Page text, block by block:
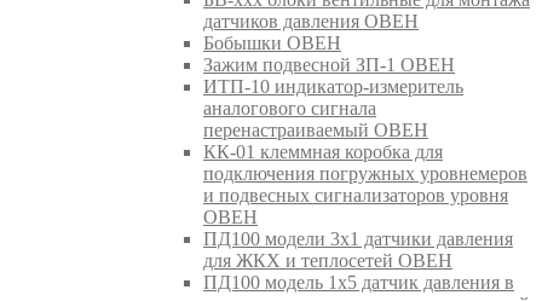
датчиков давления ОВЕН
Бобышки ОВЕН
Зажим подвесной ЗП-1 ОВЕН
ИТП-10 индикатор-измеритель
аналогового сигнала
перенастраиваемый ОВЕН
КК-01 клеммная коробка для
подключения погружных уровнемеров
и подвесных сигнализаторов уровня
ОВЕН
ПД100 модели 3х1 датчики давления
для ЖКХ и теплосетей ОВЕН
ПД100 модель 1х5 датчик давления в